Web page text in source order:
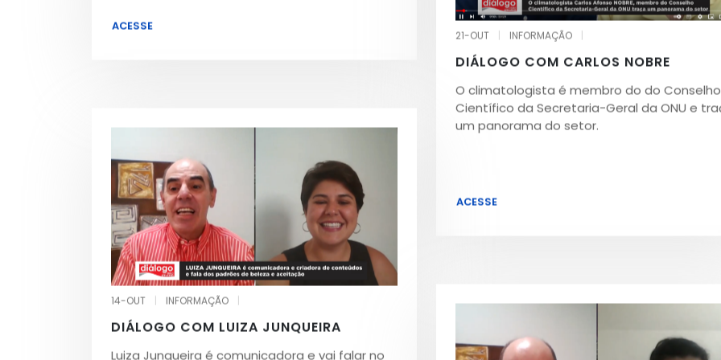
ACESSE
21-OUT | INFORMAÇÃO |
DIÁLOGO COM CARLOS NOBRE
O climatologista é membro do do Conselho
Científico da Secretaria-Geral da ONU e
um panorama do setor.
ACESSE
14-OUT | INFORMAÇÃO |
DIÁLOGO COM LUIZA JUNQUEIRA
Luiza Junqueira é comunicadora e vai falar no